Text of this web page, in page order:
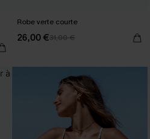
Robe verte courte
26,00 €31,00 €